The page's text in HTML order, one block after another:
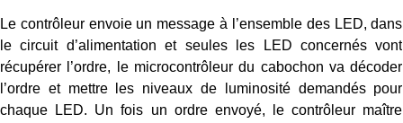
Le contrôleur envoie un message à l’ensemble des LED, dans
le circuit d’alimentation et seules les LED concernés vont
récupérer l’ordre, le microcontrôleur du cabochon va décoder
l’ordre et mettre les niveaux de luminosité demandés pour
chaque LED. Un fois un ordre envoyé, le contrôleur maître